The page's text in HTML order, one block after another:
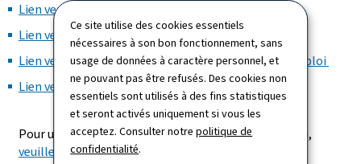
Ce site utilise des cookies essentiels
nécessaires à son bon fonctionnement, sans
usage de données à caractère personnel, et
ne pouvant pas être refusés. Des cookies non
essentiels sont utilisés à des fins statistiques
et seront activés uniquement si vous les
acceptez. Consulter notrepolitique de
confidentialité.
Lien vers Apple Store
Lien vers Google Play
Lien vers la version Windows et tous les modes d'emploi
Lien vers MacOS et Windows (hors client CTIE)
Pour utiliser Luxchat4Gov dans votre navigateur web,
veuillez suivre ce lien.